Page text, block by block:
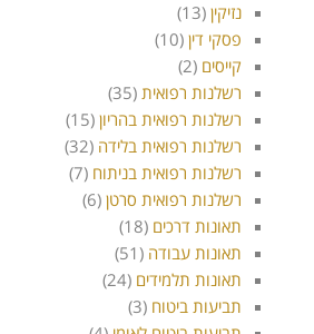
נזיקין (13)
פסקי דין (10)
קייסים (2)
רשלנות רפואית (35)
רשלנות רפואית בהריון (15)
רשלנות רפואית בלידה (32)
רשלנות רפואית בניתוח (7)
רשלנות רפואית סרטן (6)
תאונות דרכים (18)
תאונות עבודה (51)
תאונות תלמידים (24)
תביעות ביטוח (3)